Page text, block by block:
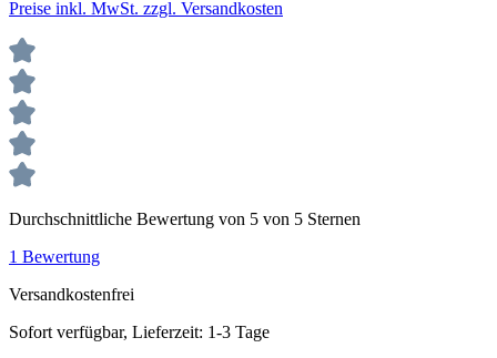
Preise inkl. MwSt. zzgl. Versandkosten
Durchschnittliche Bewertung von 5 von 5 Sternen
1 Bewertung
Versandkostenfrei
Sofort verfügbar, Lieferzeit: 1-3 Tage